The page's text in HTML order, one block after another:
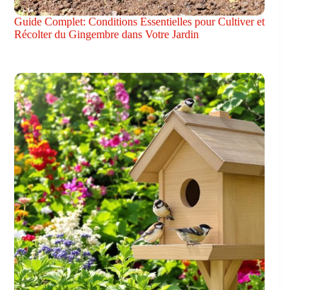
Guide Complet: Conditions Essentielles pour Cultiver et
Récolter du Gingembre dans Votre Jardin